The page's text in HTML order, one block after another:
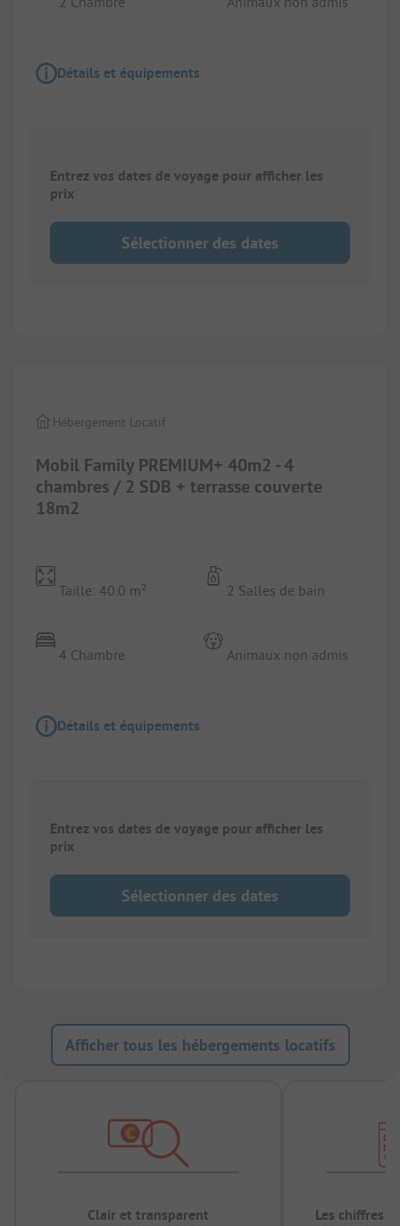
Détails et équipements
Entrez vos dates de voyage pour afficher les
prix
Sélectionner des dates
Mobil Family PREMIUM+ 40m2 - 4
chambres / 2 SDB + terrasse couverte
18m2
Hébergement Locatif
Taille: 40.0 m²
4 Chambre
2 Salles de bain
Animaux non admis
Détails et équipements
Entrez vos dates de voyage pour afficher les
prix
Sélectionner des dates
Afficher tous les hébergements locatifs
Clair et transparent Les chiffres